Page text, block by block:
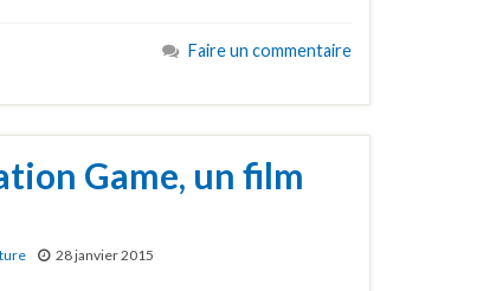
Faire un commentaire
Game, un film
28 janvier 2015